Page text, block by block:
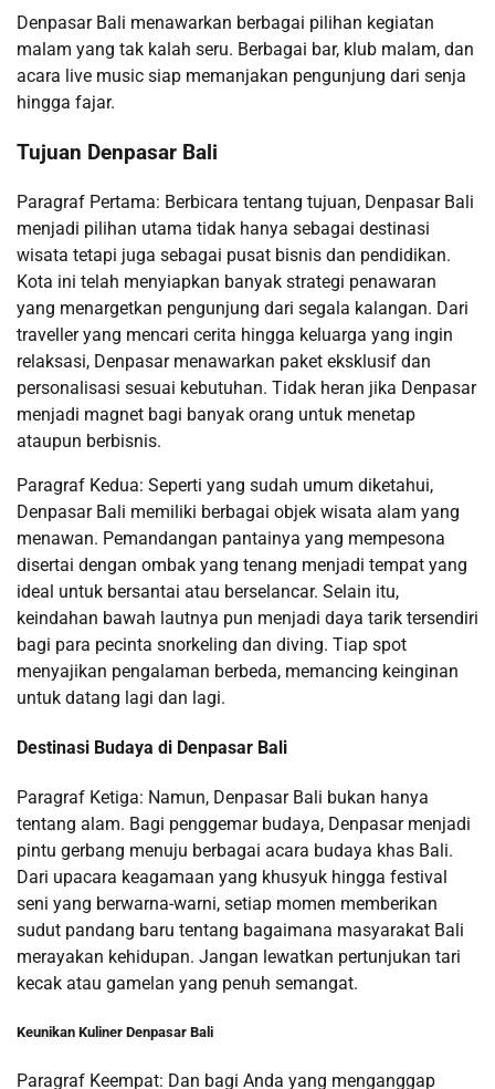
Denpasar Bali menawarkan berbagai pilihan kegiatan
malam yang tak kalah seru. Berbagai bar, klub malam, dan
acara live music siap memanjakan pengunjung dari senja
hingga fajar.
Tujuan Denpasar Bali
Paragraf Pertama: Berbicara tentang tujuan, Denpasar Bali
menjadi pilihan utama tidak hanya sebagai destinasi
wisata tetapi juga sebagai pusat bisnis dan pendidikan.
Kota ini telah menyiapkan banyak strategi penawaran
yang menargetkan pengunjung dari segala kalangan. Dari
traveller yang mencari cerita hingga keluarga yang ingin
relaksasi, Denpasar menawarkan paket eksklusif dan
personalisasi sesuai kebutuhan. Tidak heran jika Denpasar
menjadi magnet bagi banyak orang untuk menetap
ataupun berbisnis.
Paragraf Kedua: Seperti yang sudah umum diketahui,
Denpasar Bali memiliki berbagai objek wisata alam yang
menawan. Pemandangan pantainya yang mempesona
disertai dengan ombak yang tenang menjadi tempat yang
ideal untuk bersantai atau berselancar. Selain itu,
keindahan bawah lautnya pun menjadi daya tarik tersendiri
bagi para pecinta snorkeling dan diving. Tiap spot
menyajikan pengalaman berbeda, memancing keinginan
untuk datang lagi dan lagi.
Destinasi Budaya di Denpasar Bali
Paragraf Ketiga: Namun, Denpasar Bali bukan hanya
tentang alam. Bagi penggemar budaya, Denpasar menjadi
pintu gerbang menuju berbagai acara budaya khas Bali.
Dari upacara keagamaan yang khusyuk hingga festival
seni yang berwarna-warni, setiap momen memberikan
sudut pandang baru tentang bagaimana masyarakat Bali
merayakan kehidupan. Jangan lewatkan pertunjukan tari
kecak atau gamelan yang penuh semangat.
Keunikan Kuliner Denpasar Bali
Paragraf Keempat: Dan bagi Anda yang menganggap